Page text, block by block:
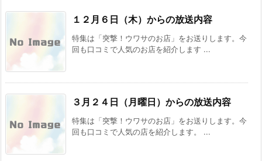
１２月６日（木）からの放送内容
特集は「突撃！ウワサのお店」をお送りします。今
回も口コミで人気のお店を紹介します ...
３月２４日（月曜日）からの放送内容
特集は「突撃！ウワサのお店」をお送りします。今
回も口コミで人気の店を紹介します。 ...